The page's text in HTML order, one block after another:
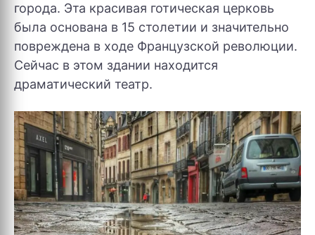
города. Эта красивая готическая церковь
была основана в 15 столетии и значительно
повреждена в ходе Французской революции.
Сейчас в этом здании находится
драматический театр.